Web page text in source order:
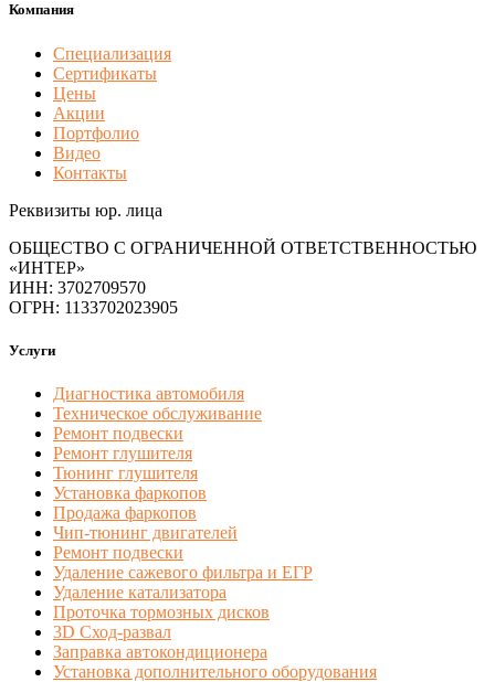
Компания
Специализация
Сертификаты
Цены
Акции
Портфолио
Видео
Контакты
Реквизиты юр. лица
ОБЩЕСТВО С ОГРАНИЧЕННОЙ ОТВЕТСТВЕННОСТЬЮ
«ИНТЕР»
ИНН: 3702709570
ОГРН: 1133702023905
Услуги
Диагностика автомобиля
Техническое обслуживание
Ремонт подвески
Ремонт глушителя
Тюнинг глушителя
Установка фаркопов
Продажа фаркопов
Чип-тюнинг двигателей
Ремонт подвески
Удаление сажевого фильтра и ЕГР
Удаление катализатора
Проточка тормозных дисков
3D Сход-развал
Заправка автокондиционера
Установка дополнительного оборудования